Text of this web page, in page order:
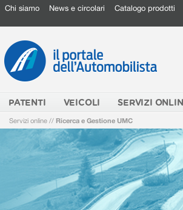
Chi siamo News e circolari Catalogo prodotti
PATENTI VEICOLI SERVIZI
Servizi online // Ricerca e Gestione UMC